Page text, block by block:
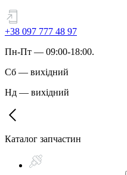
+38 097 777 48 97
Пн-Пт — 09:00-18:00.
Сб — вихідний
Нд — вихідний
Каталог запчастин